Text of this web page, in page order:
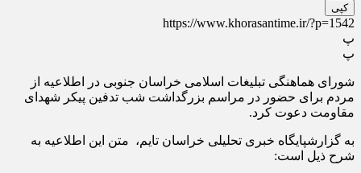
کپی
https://www.khorasantime.ir/?p=1542
پ
پ
شورای هماهنگی تبلیغات اسلامی خراسان جنوبی در اطلاعیه از
مردم برای حضور در مراسم بزرگداشت شب تدفین پیکر شهدای
مقاومت دعوت کرد.
به گزارشپایگاه خبری تحلیلی خراسان تایم، متن این اطلاعیه به
شرح ذیل است: